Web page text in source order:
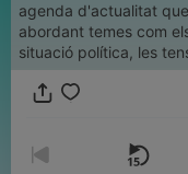
agenda d'actualitat
abordant temes com
situació política, les